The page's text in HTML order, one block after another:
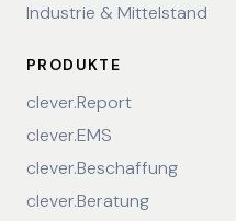
Industrie & Mittelstand
PRODUKTE
clever.Report
clever.EMS
clever.Beschaffung
clever.Beratung